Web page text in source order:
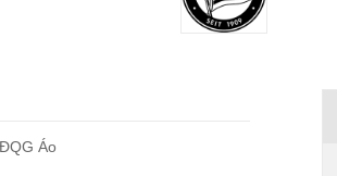
Áo